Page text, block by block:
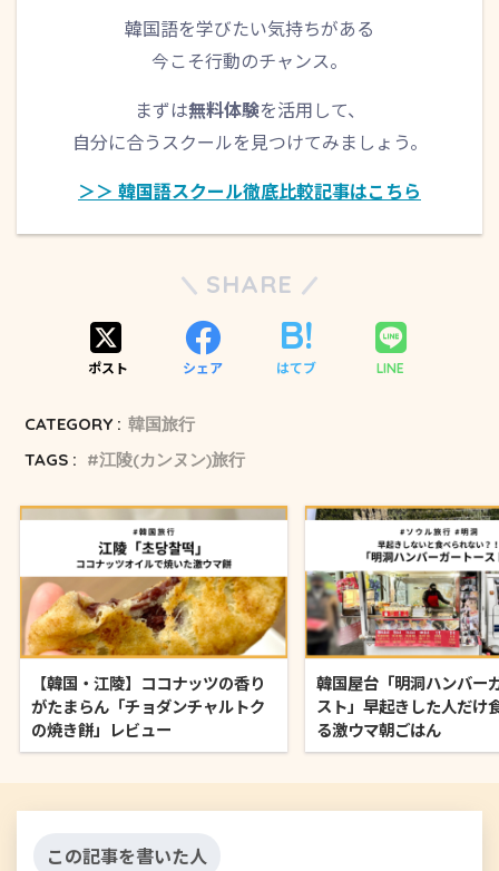
韓国語を学びたい気持ちがある
今こそ行動のチャンス。
まずは無料体験を活用して、
自分に合うスクールを見つけてみましょう。
＞＞ 韓国語スクール徹底比較記事はこちら
SHARE
ポスト シェア はてブ LINE
CATEGORY : 韓国旅行
TAGS :
江陵(カンヌン)旅行
【韓国・江陵】ココナッツの香り
がたまらん「チョダンチャルトク
の焼き餅」レビュー
韓国屋台「明洞ハンバー
スト」早起きした人だけ
る激ウマ朝ごはん
この記事を書いた人